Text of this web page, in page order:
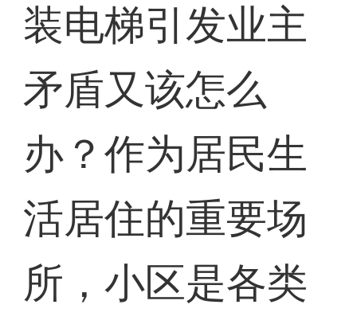
装电梯引发业主
矛盾又该怎么
办？作为居民生
活居住的重要场
所，小区是各类